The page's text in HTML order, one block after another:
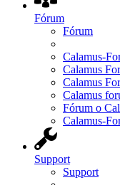
Fórum
Fórum
Calamus-
Calamus
Calamus
Calamus
Fórum o
Calamus-
Support
Support